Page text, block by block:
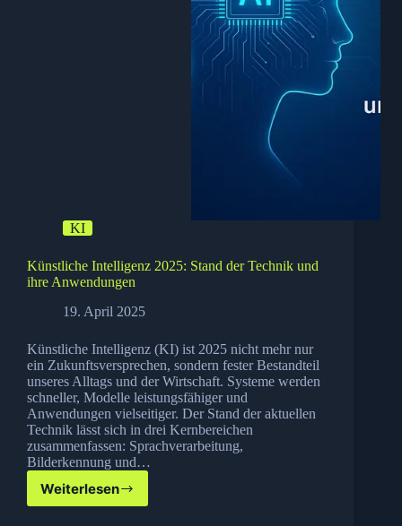
KI
Künstliche Intelligenz 2025: Stand der Technik und
ihre Anwendungen
19. April 2025
Künstliche Intelligenz (KI) ist 2025 nicht mehr nur
ein Zukunftsversprechen, sondern fester Bestandteil
unseres Alltags und der Wirtschaft. Systeme werden
schneller, Modelle leistungsfähiger und
Anwendungen vielseitiger. Der Stand der aktuellen
Technik lässt sich in drei Kernbereichen
zusammenfassen: Sprachverarbeitung,
Bilderkennung und…
Weiterlesen
Künstliche